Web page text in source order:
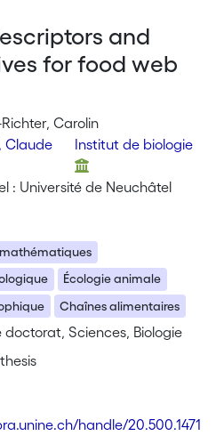
and
for food web
Carolin
Claude Institut de biologie
: Université de Neuchâtel
Écologie animale
Chaînes alimentaires
doctorat, Sciences, Biologie
handle/20.500.1471